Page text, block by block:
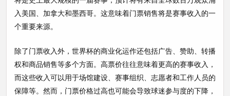
入美国、加拿大和墨西哥。这意味着门票销售将是赛事收入的一
个重要来源。
除了门票收入外，世界杯的商业化运作还包括广告、赞助、转播
权和商品销售等多个方面。高票价往往意味着更高的赛事收入，
而这些收入可以用于场馆建设、赛事组织、志愿者和工作人员的
保障等。然而，门票价格过高也可能会导致球迷参与度的下降，